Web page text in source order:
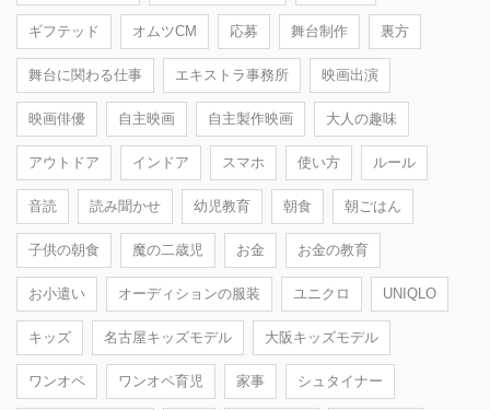
ギフテッド オムツCM 応募 舞台制作 裏方
舞台に関わる仕事 エキストラ事務所 映画出演
映画俳優 自主映画 自主製作映画 大人の趣味
アウトドア インドア スマホ 使い方 ルール
音読 読み聞かせ 幼児教育 朝食 朝ごはん
子供の朝食 魔の二歳児 お金 お金の教育
お小遣い オーディションの服装 ユニクロ UNIQLO
キッズ 名古屋キッズモデル 大阪キッズモデル
ワンオペ ワンオペ育児 家事 シュタイナー